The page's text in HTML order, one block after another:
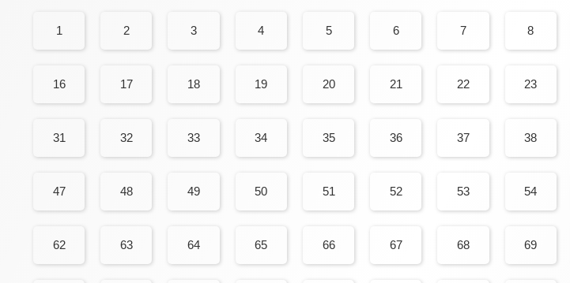
1 2 3 4 5 6 7 8
16 17 18 19 20 21 22 23
31 32 33 34 35 36 37 38
47 48 49 50 51 52 53 54
62 63 64 65 66 67 68 69